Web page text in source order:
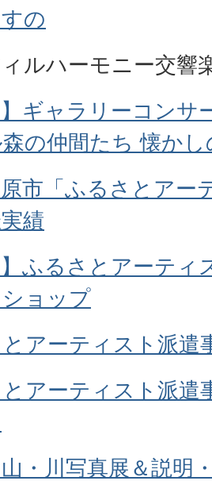
の
ルハーモニー交響
】ギャラリーコン
の仲間たち 懐か
市「ふるさとアー
績
】ふるさとアーテ
ョップ
アーティスト派遣
アーティスト派遣
・川写真展＆説明